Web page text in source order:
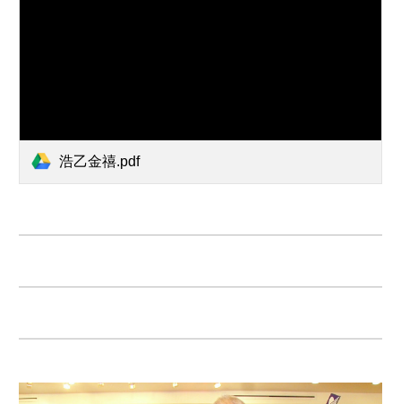
浩乙金禧.pdf